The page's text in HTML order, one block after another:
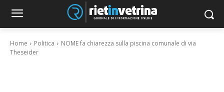
Home Politica
NOME fa chiarezza sulla piscina comunale di via
Theseider